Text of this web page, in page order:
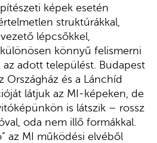
képek esetén
struktúrákkal,
lépcsőkkel,
könnyű felismerni
az adott települést. Budapest
Országház és a Lánchíd
látjuk az MI-képeken, de
is látszik – rossz
oda nem illő formákkal.
az MI működési elvéből